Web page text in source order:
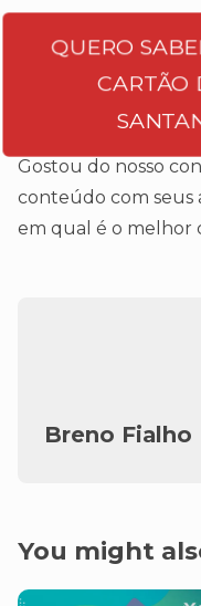
QUERO
CARTÃO
Gostou do nosso
conteúdo com seus
em qual é o melhor
Breno Fialho
You might